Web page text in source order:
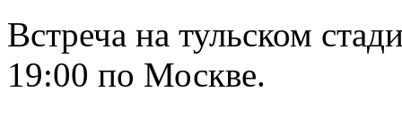
Встреча на тульском
19:00 по Москве.